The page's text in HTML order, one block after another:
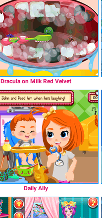
Dracula on Milk Red Velvet
Daily Ally